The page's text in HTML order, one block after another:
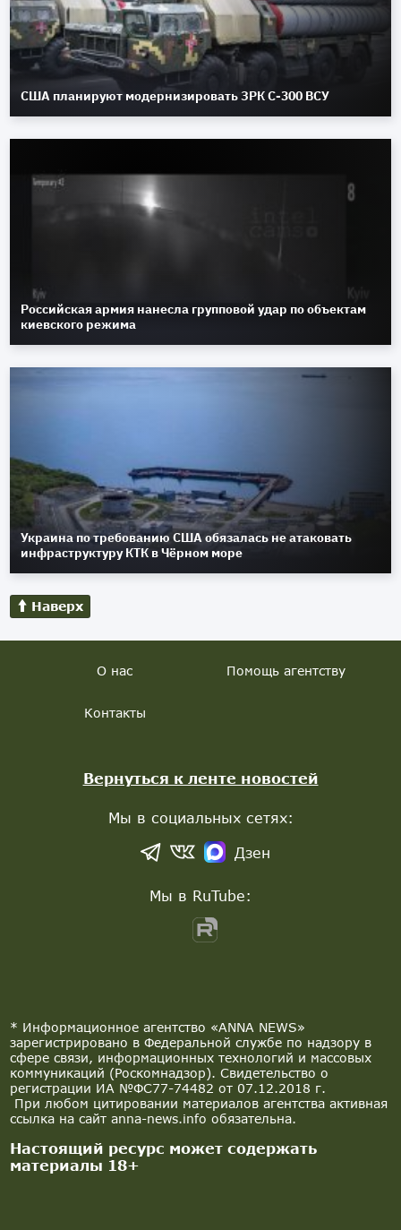
США планируют модернизировать ЗРК С-300 ВСУ
Российская армия нанесла групповой удар по объектам
киевского режима
Украина по требованию США обязалась не атаковать
инфраструктуру КТК в Чёрном море
Наверх
* Информационное агентство «ANNA NEWS»
зарегистрировано в Федеральной службе по надзору в
сфере связи, информационных технологий и массовых
коммуникаций (Роскомнадзор). Свидетельство о
регистрации ИА №ФС77-74482 от 07.12.2018 г.
При любом цитировании материалов агентства активная
ссылка на сайт anna-news.info обязательна.
Настоящий ресурс может содержать
материалы 18+
О нас Помощь агентству
Контакты
Вернуться к ленте новостей
Мы в социальных сетях:
Дзен
Мы в RuTube: